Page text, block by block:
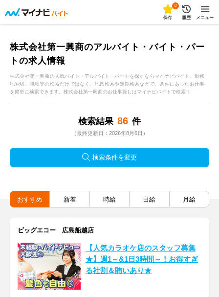
0
保存 履歴 メニュー
株式会社第一興商のアルバイト・バイト・パー
トの求人情報
株式会社第一興商の人気バイト・アルバイト・パートを探すならマイナビバイト。勤務
地や駅、職種等の検索だけではなく、地図検索や定期検索などで、条件にあったお仕事
を簡単に検索できます。株式会社第一興商のお仕事探しはマイナビバイトで検索！
検索結果 86 件
（最終更新日：2026年8月6日）
検索条件を変更
おすすめ 新着 時給 日給 月給
ビッグエコー 広島船越店
【人気カラオケ店のスタッフ募集
★】週1～&1日3時間～！お得すぎ
る社割＆賄いあり★